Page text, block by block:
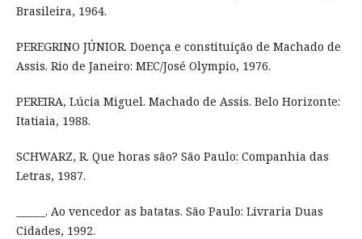
Brasileira, 1964.
PEREGRINO JÚNIOR. Doença e constituição de Machado de
Assis. Rio de Janeiro: MEC/José Olympio, 1976.
PEREIRA, Lúcia Miguel. Machado de Assis. Belo Horizonte:
Itatiaia, 1988.
SCHWARZ, R. Que horas são? São Paulo: Companhia das
Letras, 1987.
______. Ao vencedor as batatas. São Paulo: Livraria Duas
Cidades, 1992.